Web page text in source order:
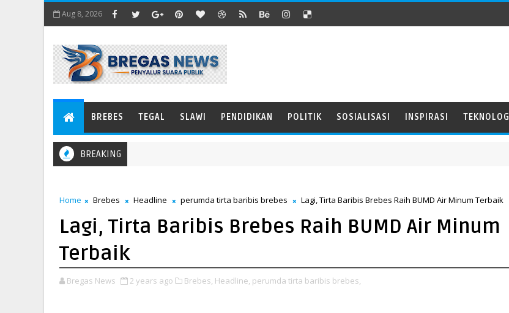
Aug 8, 2026
BREBES TEGAL SLAWI PENDIDIKAN POLITIK SOSIALISASI INSPIRASI TEKNOLOGI
BREAKING
Home Brebes Headline perumda tirta baribis brebes Lagi, Tirta Baribis Brebes Raih BUMD Air Minum Terbaik
Lagi, Tirta Baribis Brebes Raih BUMD Air Minum
Terbaik
Bregas News 2 years ago Brebes, Headline, perumda tirta baribis brebes,